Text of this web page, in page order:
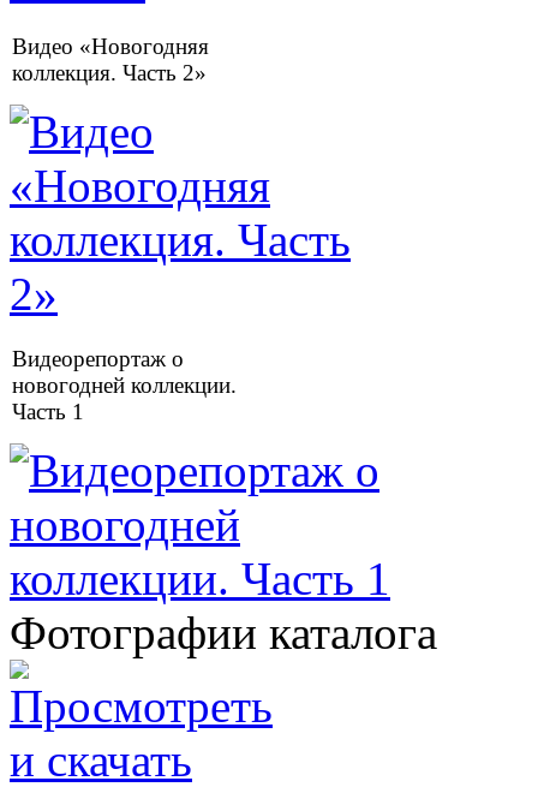
Видео «Новогодняя
коллекция. Часть 2»
Видеорепортаж о
новогодней коллекции.
Часть 1
Фотографии каталога